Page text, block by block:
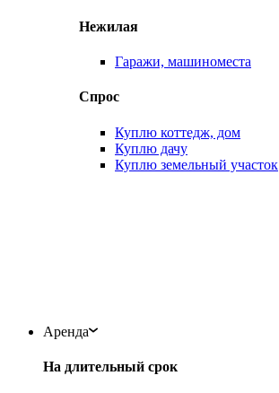
Нежилая
Гаражи, машиноместа
Спрос
Куплю коттедж, дом
Куплю дачу
Куплю земельный участок
Аренда
На длительный срок